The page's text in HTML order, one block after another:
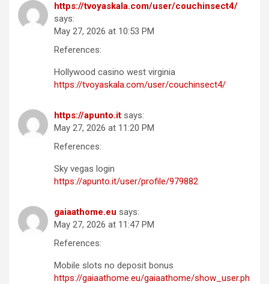
https://tvoyaskala.com/user/couchinsect4/
says:
May 27, 2026 at 10:53 PM
References:
Hollywood casino west virginia
https://tvoyaskala.com/user/couchinsect4/
https://apunto.it says:
May 27, 2026 at 11:20 PM
References:
Sky vegas login
https://apunto.it/user/profile/979882
gaiaathome.eu says:
May 27, 2026 at 11:47 PM
References:
Mobile slots no deposit bonus
https://gaiaathome.eu/gaiaathome/show_user.ph